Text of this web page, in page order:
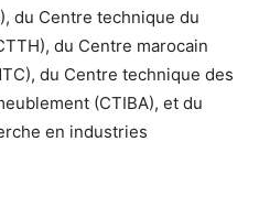
du Centre technique du
du Centre marocain
du Centre technique des
(CTIBA), et du
en industries